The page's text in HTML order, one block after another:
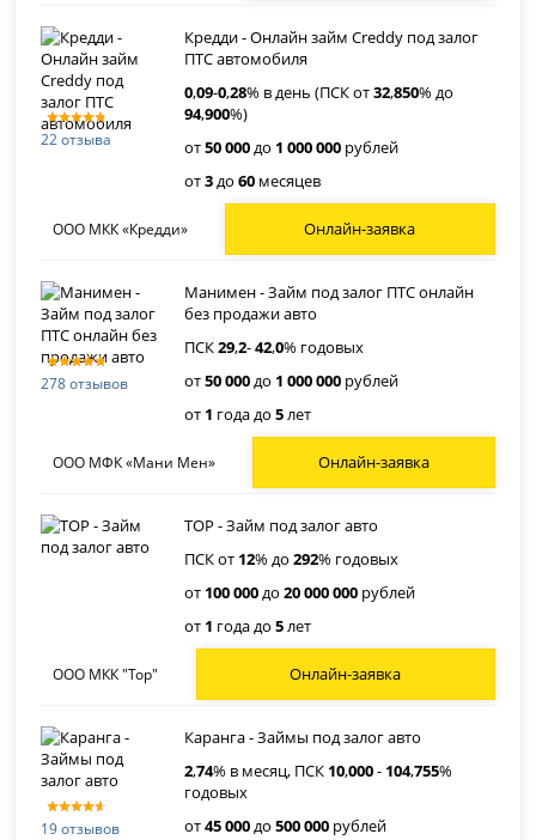
22 отзыва
Кредди - Онлайн займ Creddy под залог
ПТС автомобиля
0,09-0,28% в день (ПСК от32,850% до
94,900%)
от50 000до 1 000 000 рублей
от3до60 месяцев
ООО МКК «Кредди» Онлайн-заявка
278 отзывов
Манимен - Займ под залог ПТС онлайн
без продажи авто
ПСК29,2-42,0% годовых
от50 000до 1 000 000 рублей
от 1 года до5лет
ООО МФК «Мани Мен» Онлайн-заявка
ТОР - Займ под залог авто
ПСК от 12% до292% годовых
от 100 000до20 000 000 рублей
от 1 года до5лет
ООО МКК "Тор" Онлайн-заявка
19 отзывов
Каранга - Займы под залог авто
2,74% в месяц, ПСК 10,000- 104,755%
годовых
от45 000до500 000 рублей